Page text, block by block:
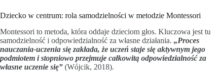
Dziecko w centrum: rola samodzielności w metodzie Montessori
Montessori to metoda, która oddaje dzieciom głos. Kluczowa jest tu
samodzielność i odpowiedzialność za własne działania. „Proces
nauczania-uczenia się zakłada, że uczeń staje się aktywnym jego
podmiotem i stopniowo przejmuje całkowitą odpowiedzialność za
własne uczenie się” (Wójcik, 2018).